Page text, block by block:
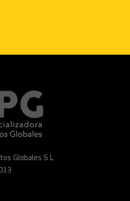
Globales S.L